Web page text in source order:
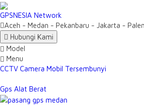
GPSNESIA Network
Aceh - Medan - Pekanbaru - Jakarta -
Hubungi Kami
Model
Menu
CCTV Camera Mobil Tersembunyi
Gps Alat Berat